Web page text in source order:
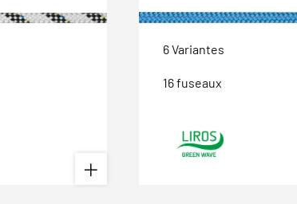
6 Variantes
16 fuseaux